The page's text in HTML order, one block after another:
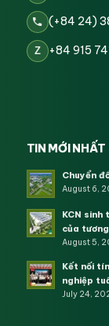
(+84 24)
Z +84 915
TIN MỚI NHẤT
Chuyển
August 6,
KCN sinh
của
August 5,
Kết nối
nghiệp
July 24,